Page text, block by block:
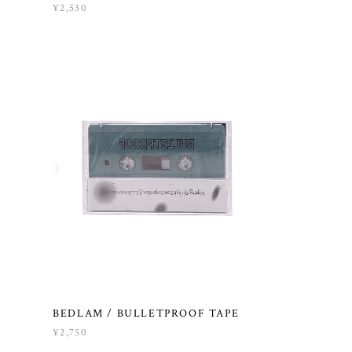
¥2,530
BEDLAM / BULLETPROOF TAPE
¥2,750